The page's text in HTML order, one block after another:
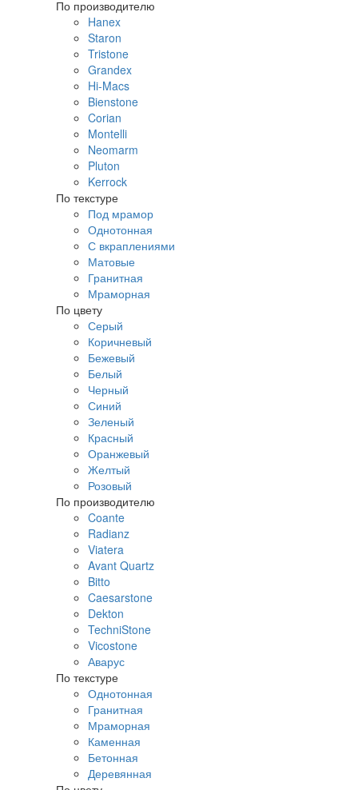
По производителю
Hanex
Staron
Tristone
Grandex
Hi-Macs
Bienstone
Corian
Montelli
Neomarm
Pluton
Kerrock
По текстуре
Под мрамор
Однотонная
С вкраплениями
Матовые
Гранитная
Мраморная
По цвету
Серый
Коричневый
Бежевый
Белый
Черный
Синий
Зеленый
Красный
Оранжевый
Желтый
Розовый
По производителю
Coante
Radianz
Viatera
Avant Quartz
Bitto
Caesarstone
Dekton
TechniStone
Vicostone
Аварус
По текстуре
Однотонная
Гранитная
Мраморная
Каменная
Бетонная
Деревянная